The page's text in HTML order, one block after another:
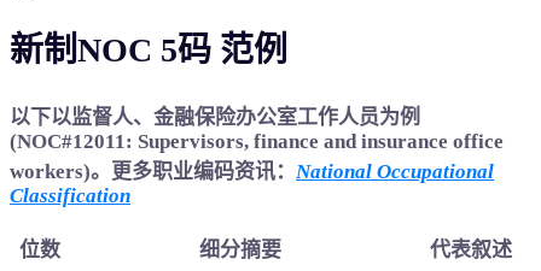
新制NOC 5码 范例
以下以监督人、金融保险办公室工作人员为例
(NOC#12011: Supervisors, finance and insurance office
workers)。更多职业编码资讯： National Occupational
Classification
位数 细分摘要 代表叙述